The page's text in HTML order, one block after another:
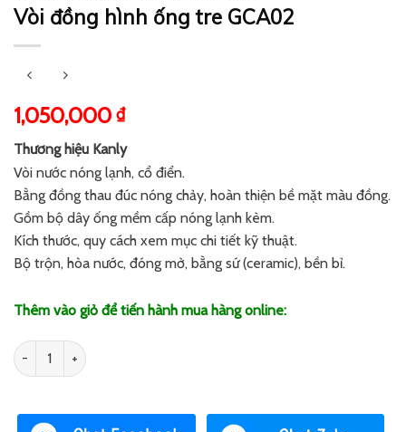
Vòi đồng hình ống tre GCA02
1,050,000 ₫
Thương hiệu Kanly
Vòi nước nóng lạnh, cổ điển.
Bằng đồng thau đúc nóng chảy, hoàn thiện bề mặt màu đồng.
Gồm bộ dây ống mềm cấp nóng lạnh kèm.
Kích thước, quy cách xem mục chi tiết kỹ thuật.
Bộ trộn, hòa nước, đóng mở, bằng sứ (ceramic), bền bỉ.
Thêm vào giỏ để tiến hành mua hàng online:
Số lượng